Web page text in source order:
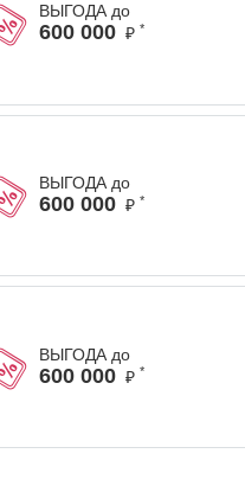
ВЫГОДА до
600 000₽ *
ВЫГОДА до
600 000₽ *
ВЫГОДА до
600 000₽ *